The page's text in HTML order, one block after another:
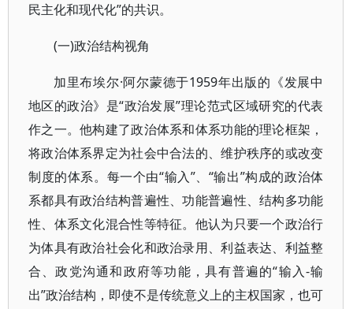
民主化和现代化”的共识。
(一)政治结构视角
加里布埃尔·阿尔蒙德于1959年出版的《发展中
地区的政治》是“政治发展”理论范式区域研究的代表
作之一。他构建了政治体系和体系功能的理论框架，
将政治体系界定为社会中合法的、维护秩序的或改变
制度的体系。每一个由“输入”、“输出”构成的政治体
系都具有政治结构普遍性、功能普遍性、结构多功能
性、体系文化混合性等特征。他认为只要一个政治行
为体具有政治社会化和政治录用、利益表达、利益整
合、政党沟通和政府等功能，具有普遍的“输入-输
出”政治结构，即使不是传统意义上的主权国家，也可